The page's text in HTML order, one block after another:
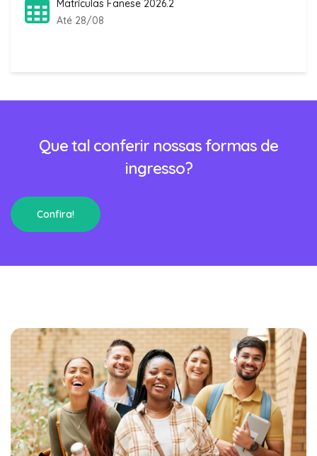
Matrículas Fanese 2026.2
Até 28/08
Que tal conferir nossas formas de
ingresso?
Confira!